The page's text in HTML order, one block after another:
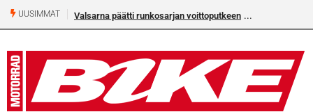
UUSIMMAT Valsarna päätti runkosarjan voittoputkeen